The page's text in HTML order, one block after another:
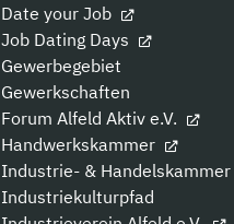
Date your Job
Job Dating Days
Gewerbegebiet
Gewerkschaften
Forum Alfeld Aktiv e.V.
Handwerkskammer
Industrie- & Handelskammer
Industriekulturpfad